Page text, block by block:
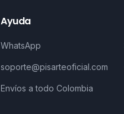
Ayuda
WhatsApp
soporte@pisarteoficial.com
Envíos a todo Colombia